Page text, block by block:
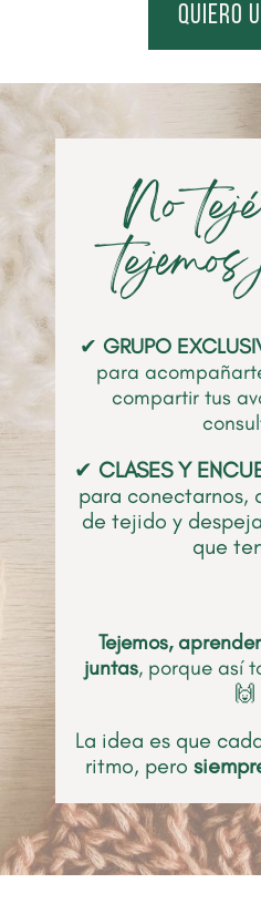
quiero
No
✔ GRUPO
para
compartir tus
✔ CLASES Y
para conectarnos,
de tejido y
que
Tejemos,
juntas, porque así
🙌
La idea es que
ritmo, pero